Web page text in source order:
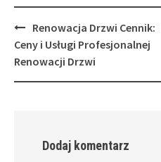
Post
navigation
Renowacja Drzwi Cennik:
Ceny i Usługi Profesjonalnej
Renowacji Drzwi
Dodaj komentarz